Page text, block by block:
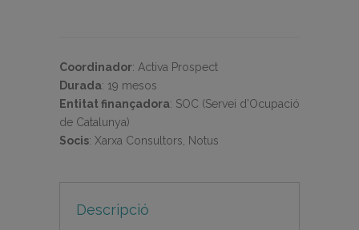
Coordinador: Activa Prospect
Durada: 19 mesos
Entitat finançadora: SOC (Servei d'Ocupació
de Catalunya)
Socis: Xarxa Consultors, Notus
Descripció